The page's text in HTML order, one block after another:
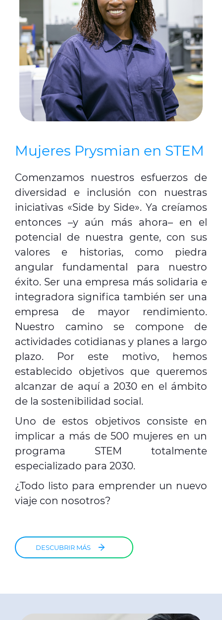
Mujeres Prysmian en STEM
Comenzamos nuestros esfuerzos de
diversidad e inclusión con nuestras
iniciativas «Side by Side». Ya creíamos
entonces –y aún más ahora– en el
potencial de nuestra gente, con sus
valores e historias, como piedra
angular fundamental para nuestro
éxito. Ser una empresa más solidaria e
integradora significa también ser una
empresa de mayor rendimiento.
Nuestro camino se compone de
actividades cotidianas y planes a largo
plazo. Por este motivo, hemos
establecido objetivos que queremos
alcanzar de aquí a 2030 en el ámbito
de la sostenibilidad social.
Uno de estos objetivos consiste en
implicar a más de 500 mujeres en un
programa STEM totalmente
especializado para 2030.
¿Todo listo para emprender un nuevo
viaje con nosotros?
DESCUBRIR MÁS